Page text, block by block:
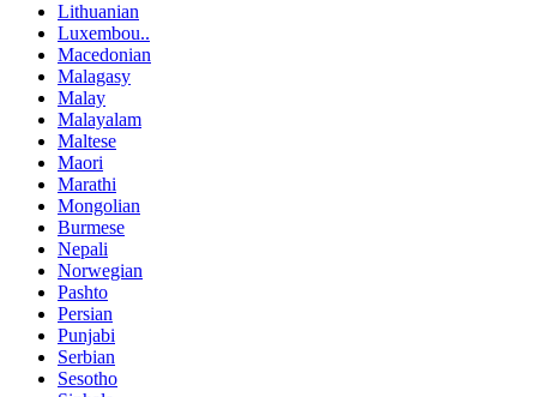
Lithuanian
Luxembou..
Macedonian
Malagasy
Malay
Malayalam
Maltese
Maori
Marathi
Mongolian
Burmese
Nepali
Norwegian
Pashto
Persian
Punjabi
Serbian
Sesotho